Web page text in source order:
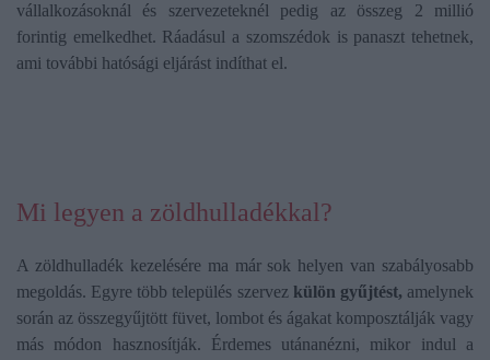
vállalkozásoknál és szervezeteknél pedig az összeg 2 millió
forintig emelkedhet. Ráadásul a szomszédok is panaszt tehetnek,
ami további hatósági eljárást indíthat el.
Mi legyen a zöldhulladékkal?
A zöldhulladék kezelésére ma már sok helyen van szabályosabb
megoldás. Egyre több település szervez külön gyűjtést, amelynek
során az összegyűjtött füvet, lombot és ágakat komposztálják vagy
más módon hasznosítják. Érdemes utánanézni, mikor indul a